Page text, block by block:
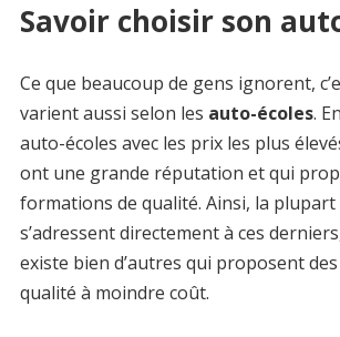
Savoir choisir son
Ce que beaucoup de gens ignorent,
varient aussi selon les auto-écoles.
auto-écoles avec les prix les plus
ont une grande réputation et qui
formations de qualité. Ainsi, la plupart
s’adressent directement à ces
existe bien d’autres qui proposent
qualité à moindre coût.